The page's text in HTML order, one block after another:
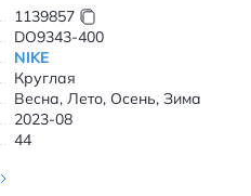
1139857
DO9343-400
NIKE
Круглая
Весна, Лето, Осень, Зима
2023-08
44